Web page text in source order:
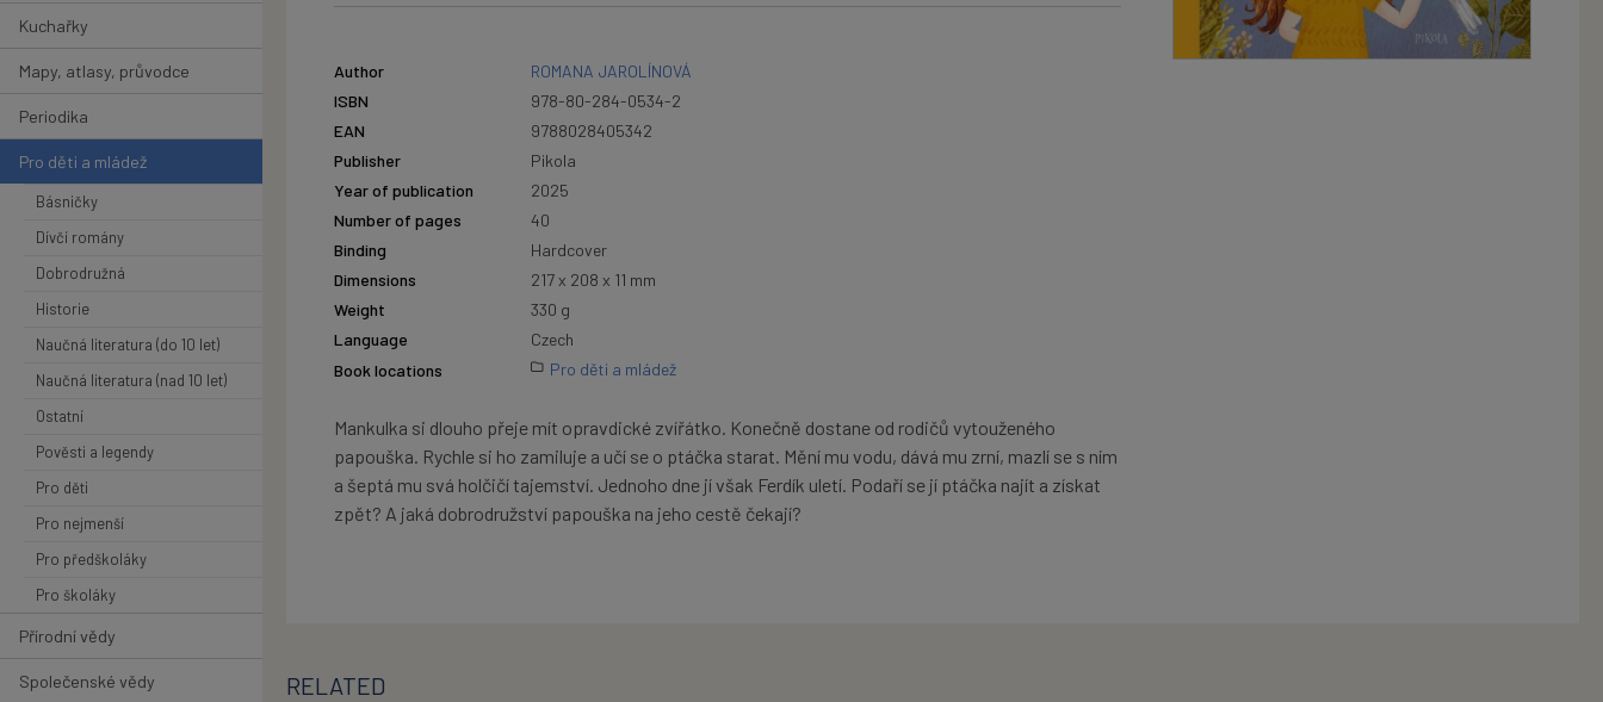
Kuchařky
Mapy, atlasy, průvodce
Periodika
Pro děti a mládež
Básničky
Dívčí romány
Dobrodružná
Historie
Naučná literatura (do 10 let)
Naučná literatura (nad 10 let)
Ostatní
Pověsti a legendy
Pro děti
Pro nejmenší
Pro předškoláky
Pro školáky
Přírodní vědy
Společenské vědy
Author
ROMANA JAROLÍNOVÁ
ISBN
978-80-284-0534-2
EAN
9788028405342
Publisher
Pikola
Year of publication
2025
Number of pages
40
Binding
Hardcover
Dimensions
217 x 208 x 11 mm
Weight
330 g
Language
Czech
Book locations
Pro děti a mládež
Mankulka si dlouho přeje mít opravdické zvířátko. Konečně dostane od rodičů vytouženého
papouška. Rychle si ho zamiluje a učí se o ptáčka starat. Mění mu vodu, dává mu zrní, mazlí se s ním
a šeptá mu svá holčičí tajemství. Jednoho dne jí však Ferdík uletí. Podaří se jí ptáčka najít a získat
zpět? A jaká dobrodružství papouška na jeho cestě čekají?
RELATED